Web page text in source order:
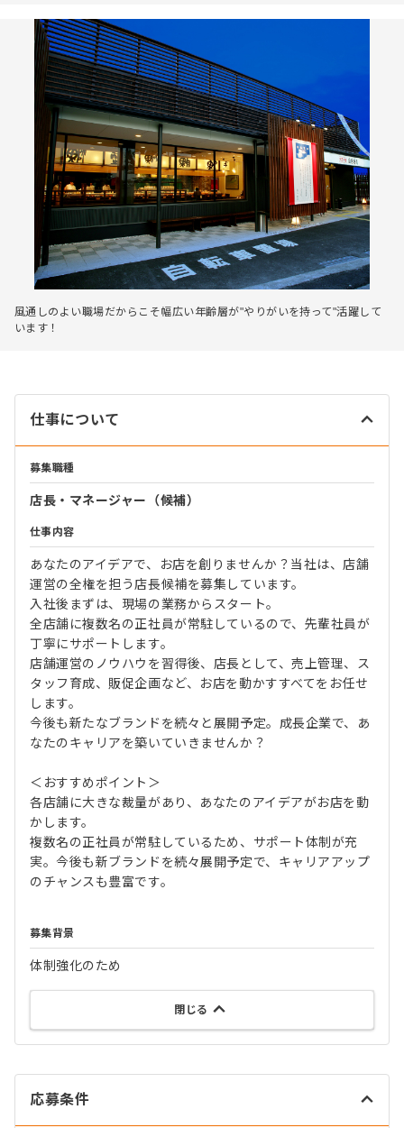
風通しのよい職場だからこそ幅広い年齢層が"やりがいを持って"活躍して
います！
仕事について
募集職種
店長・マネージャー（候補）
仕事内容
あなたのアイデアで、お店を創りませんか？当社は、店舗
運営の全権を担う店長候補を募集しています。
入社後まずは、現場の業務からスタート。
全店舗に複数名の正社員が常駐しているので、先輩社員が
丁寧にサポートします。
店舗運営のノウハウを習得後、店長として、売上管理、ス
タッフ育成、販促企画など、お店を動かすすべてをお任せ
します。
今後も新たなブランドを続々と展開予定。成長企業で、あ
なたのキャリアを築いていきませんか？
＜おすすめポイント＞
各店舗に大きな裁量があり、あなたのアイデアがお店を動
かします。
複数名の正社員が常駐しているため、サポート体制が充
実。今後も新ブランドを続々展開予定で、キャリアアップ
のチャンスも豊富です。
募集背景
体制強化のため
閉じる
応募条件